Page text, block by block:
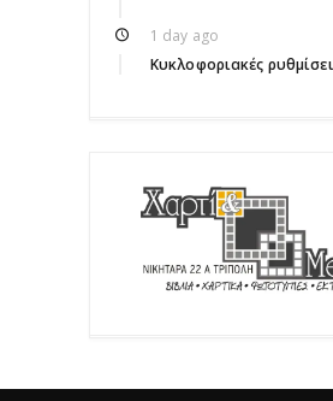
1 day ago
Κυκλοφοριακές